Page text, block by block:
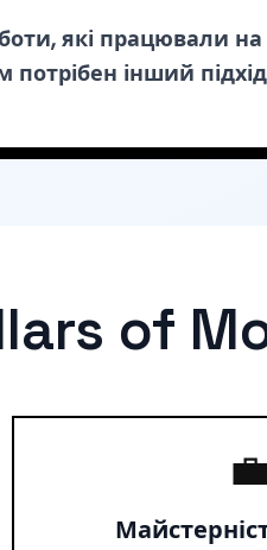
які працювали
інший
of
💼